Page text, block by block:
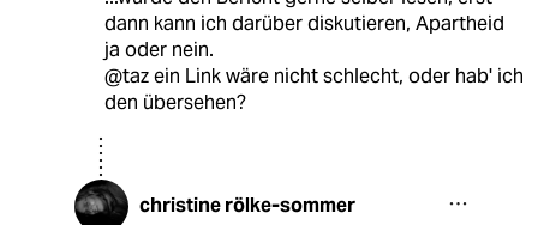
dann kann ich darüber diskutieren, Apartheid
ja oder nein.
@taz ein Link wäre nicht schlecht, oder hab' ich
den übersehen?
christine rölke-sommer